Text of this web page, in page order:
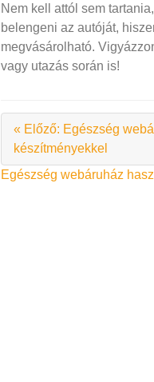
Nem kell attól sem
belengeni az autóját,
megvásárolható.
vagy utazás során is!
« Előző: Egészség
készítményekkel
Bejegyzés
Egészség webáruház